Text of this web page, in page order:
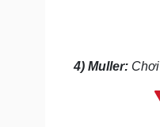
4) Muller: